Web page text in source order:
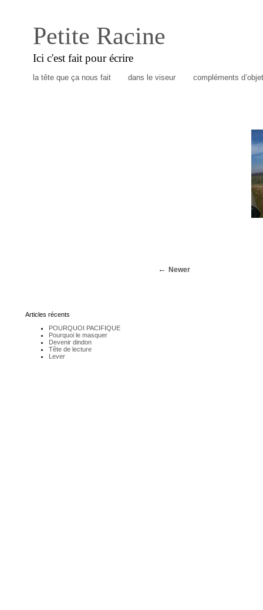
Petite Racine
Ici c'est fait pour écrire
la tête que ça nous fait dans le viseur compléments
Newer
Articles récents
POURQUOI PACIFIQUE
Pourquoi le masquer
Devenir dindon
Tête de lecture
Lever